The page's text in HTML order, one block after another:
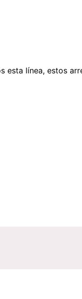
esta línea, estos